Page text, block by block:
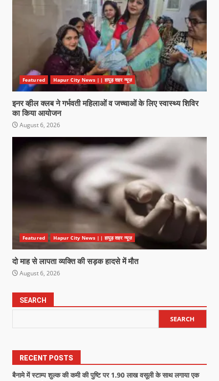
Featured Hapur City News || हापुड़ शहर न्यूज़
इनर व्हील क्लब ने गर्भवती महिलाओं व जच्चाओं के लिए स्वास्थ्य शिविर
का किया आयोजन
August 6, 2026
Featured Hapur City News || हापुड़ शहर न्यूज़
दो माह से लापता व्यक्ति की सड़क हादसे में मौत
August 6, 2026
SEARCH
SEARCH
RECENT POSTS
बैनामे में स्टाम्प शुल्क की कमी की पुष्टि पर 1.90 लाख वसूली के साथ लगाया एक